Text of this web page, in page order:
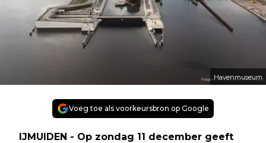
Havenmuseum
Voeg toe als voorkeursbron op Google
IJMUIDEN - Op zondag 11 december geeft